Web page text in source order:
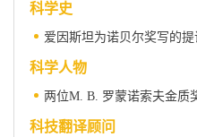
科学史
爱因斯坦为诺贝尔奖写的提
科学人物
两位M. B. 罗蒙诺索夫金质
科技翻译顾问